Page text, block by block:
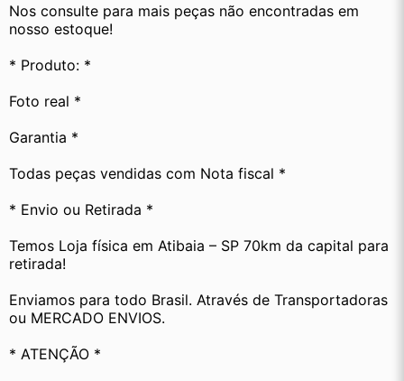
Nos consulte para mais peças não encontradas em
nosso estoque!
* Produto: *
Foto real *
Garantia *
Todas peças vendidas com Nota fiscal *
* Envio ou Retirada *
Temos Loja física em Atibaia – SP 70km da capital para
retirada!
Enviamos para todo Brasil. Através de Transportadoras
ou MERCADO ENVIOS.
* ATENÇÃO *